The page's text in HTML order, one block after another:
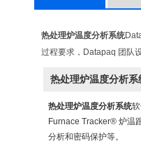
热处理炉温度分析系统
过程要求，Datapaq 团队
热处理炉温度分析系
热处理炉温度分析系统
Furnace Tracker® 炉温
分析和密码保护等。